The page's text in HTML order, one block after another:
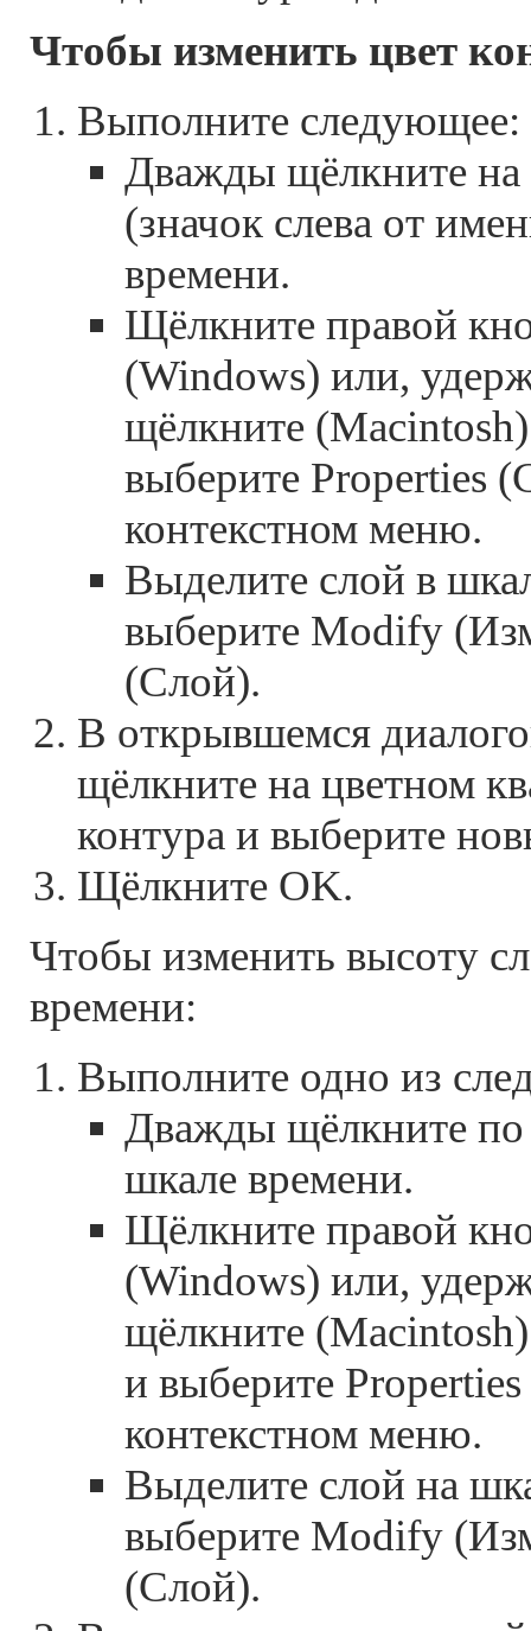
Чтобы изменить цвет
Выполните следующее:
Дважды щёлкните на
(значок слева от
времени.
Щёлкните правой
(Windows) или,
щёлкните
выберите Properties
контекстном меню.
Выделите слой в
выберите Modify
(Слой).
В открывшемся
щёлкните на цветном
контура и выберите
Щёлкните OK.
Чтобы изменить высоту
времени:
Выполните одно из
Дважды щёлкните по
шкале времени.
Щёлкните правой
(Windows) или,
щёлкните
и выберите
контекстном меню.
Выделите слой на
выберите Modify
(Слой).